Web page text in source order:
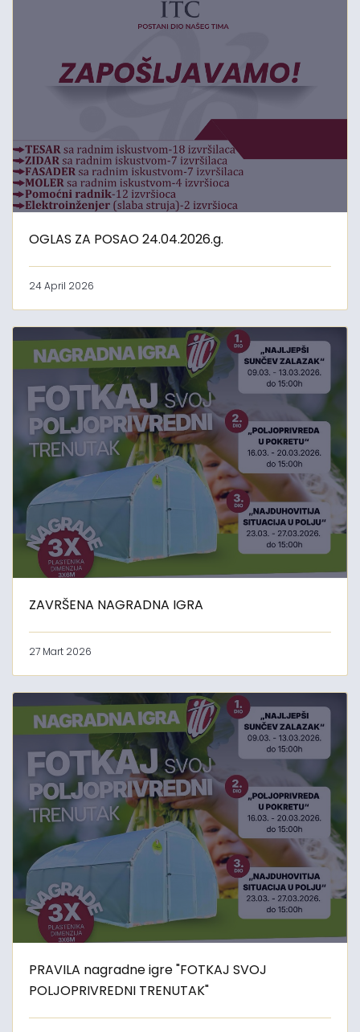
OGLAS ZA POSAO 24.04.2026.g.
24 April 2026
ZAVRŠENA NAGRADNA IGRA
27 Mart 2026
PRAVILA nagradne igre "FOTKAJ SVOJ
POLJOPRIVREDNI TRENUTAK"